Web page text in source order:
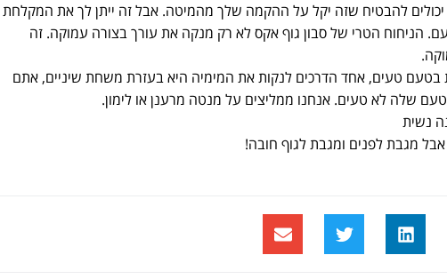
יכולים להבטיח שזה יקל על ההקמה שלך מהמיטה. אבל זה ייתן לך את המקלחת
הניחוח הטרי של סבון גוף אקס לא רק מנקה את עורך בצורה עמוקה. זה
בטעם טעים, אחד הדרכים לנקות את המימיה היא בעזרת משחת שיניים, אתם
שלה לא טעים. אנחנו ממליצים על מנטה מרענן או לימון.
נשית
מגבת לפנים ומגבת לגוף חובה!